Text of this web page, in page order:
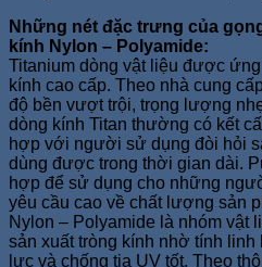
Những nét đặc trưng của
kính Nylon – Polyamide:
Titanium dòng vật liệu được
kính cao cấp. Theo nhà cung
độ bền vượt trội, trọng lượng
dòng kính Titan thường có kết
hợp với người sử dụng đòi hỏi
dùng được trong thời gian dài.
hợp để sử dụng cho những
yêu cầu cao về chất lượng sản
Nylon – Polyamide là nhóm vật
sản xuất tròng kính nhờ tính linh
lực và chống tia UV tốt. Theo